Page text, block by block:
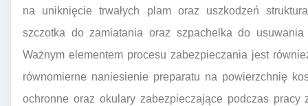
na uniknięcie trwałych plam oraz uszkodzeń
szczotka do zamiatania oraz szpachelka do
Ważnym elementem procesu zabezpieczania jest
równomierne naniesienie preparatu na powierzchnię
ochronne oraz okulary zabezpieczające podczas